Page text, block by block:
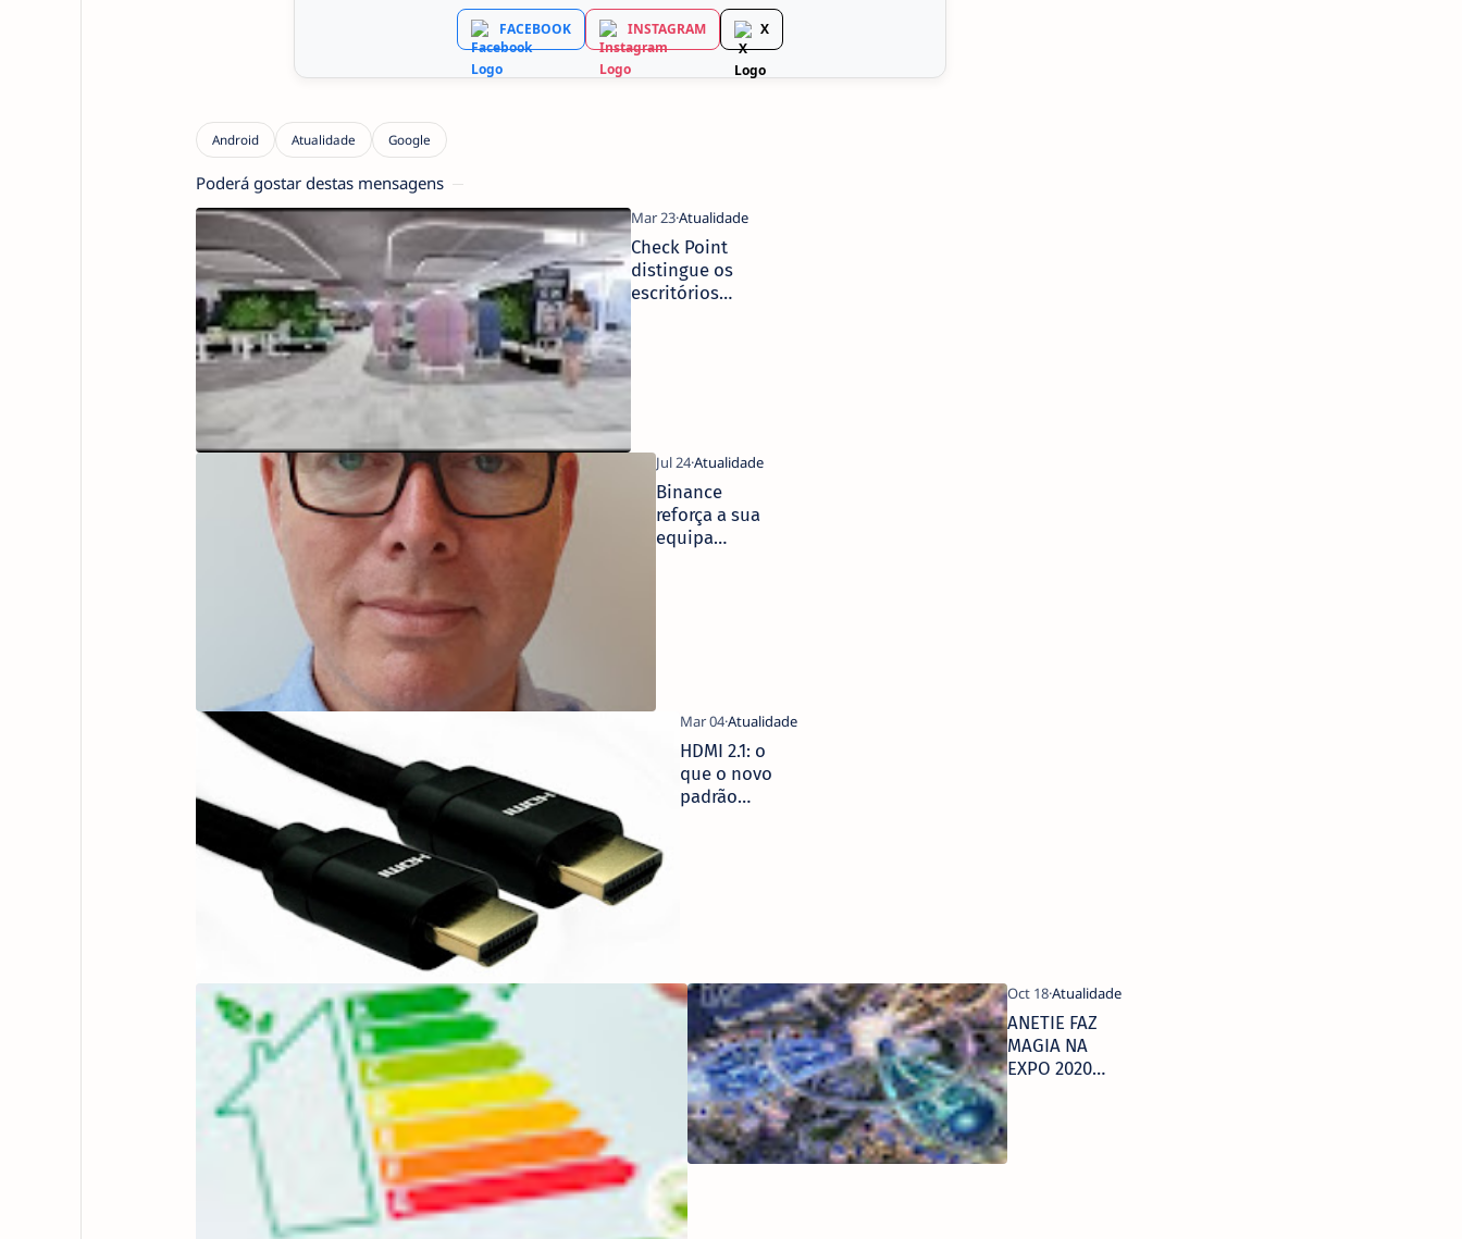
FACEBOOK INSTAGRAM X
Poderá gostar destas mensagens
Check Point
distingue os
escritórios
inovadores
Binance
reforça a sua
equipa
HDMI 2.1: o
que o novo
padrão
LEROY MERLIN
DIZ NÃO À
BLACK FRIDAY
E SIM À GREEN
WEEK
ANETIE FAZ
MAGIA NA
EXPO 2020
DUBAI